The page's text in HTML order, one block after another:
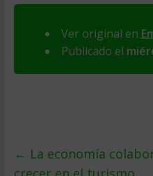
Ver original en
Publicado el
← La economía